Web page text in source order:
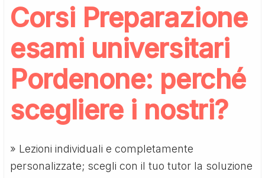
Corsi Preparazione
esami universitari
Pordenone: perché
scegliere i nostri?
» Lezioni individuali e completamente
personalizzate; scegli con il tuo tutor la soluzione